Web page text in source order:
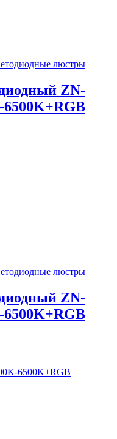
люстры
ZN-
6500K+RGB
люстры
ZN-
6500K+RGB
6500K+RGB